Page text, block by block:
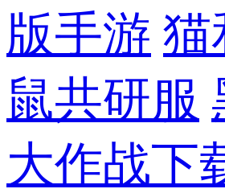
版手游 猫
鼠共研服
大作战下